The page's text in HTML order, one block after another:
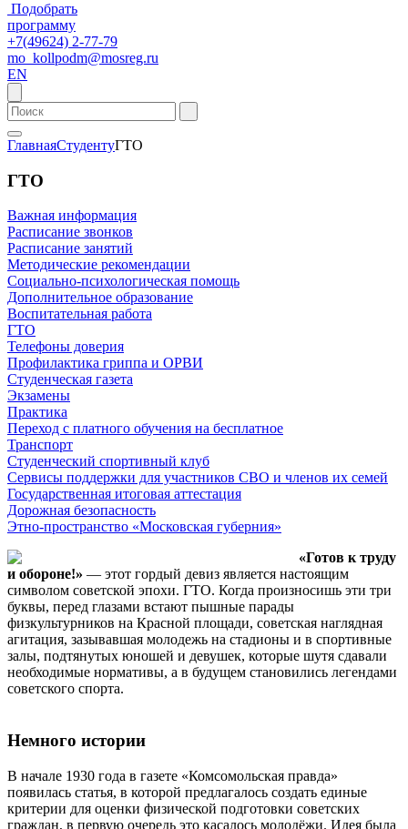
Подобрать
программу
+7(49624) 2-77-79
mo_kollpodm@mosreg.ru
EN
ГлавнаяСтудентуГТО
ГТО
Важная информация
Расписание звонков
Расписание занятий
Методические рекомендации
Социально-психологическая помощь
Дополнительное образование
Воспитательная работа
ГТО
Телефоны доверия
Профилактика гриппа и ОРВИ
Cтуденческая газета
Экзамены
Практика
Переход с платного обучения на бесплатное
Транспорт
Студенческий спортивный клуб
Сервисы поддержки для участников СВО и членов их семей
Государственная итоговая аттестация
Дорожная безопасность
Этно-пространство «Московская губерния»
«Готов к труду
и обороне!» — этот гордый девиз является настоящим
символом советской эпохи. ГТО. Когда произносишь эти три
буквы, перед глазами встают пышные парады
физкультурников на Красной площади, советская наглядная
агитация, зазывавшая молодежь на стадионы и в спортивные
залы, подтянутых юношей и девушек, которые шутя сдавали
необходимые нормативы, а в будущем становились легендами
советского спорта.
Немного истории
В начале 1930 года в газете «Комсомольская правда»
появилась статья, в которой предлагалось создать единые
критерии для оценки физической подготовки советских
граждан, в первую очередь это касалось молодёжи. Идея была